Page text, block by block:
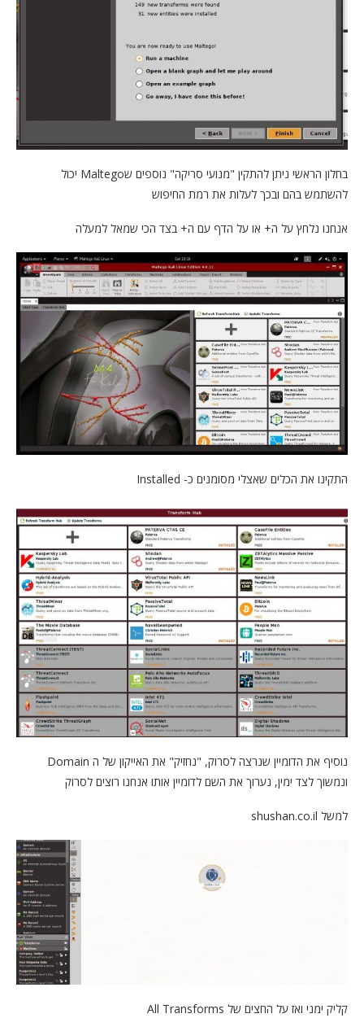
בחלון הראשי ניתן להתקין "מנועי סריקה" נוספים שMaltego יכול
להשתמש בהם ובכך לעלות את רמת החיפוש
אנחנו נלחץ על ה+ או על הדף עם ה+ בצד הכי שמאל למעלה
התקינו את הכלים שאצלי מסומנים כ- Installed
נוסיף את הדומיין שנרצה לסרוק, "נחזיק" את האייקון של ה Domain
ונמשוך לצד ימין, נערוך את השם לדומיין אותו אנחנו רוצים לסרוק
למשל shushan.co.il
קליק ימני ואז על החצים של All Transforms